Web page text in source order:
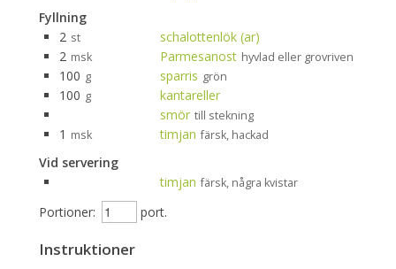
Fyllning
2 st
schalottenlök (ar)
2 msk Parmesanost hyvlad eller grovriven
100 g sparris grön
100 g
kantareller
smör till stekning
1 msk timjan färsk, hackad
Vid servering
timjan färsk, några kvistar
Portioner: port.
Instruktioner